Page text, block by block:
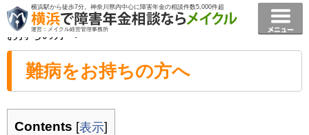
横浜駅から徒歩7分。神奈川県内中心に障害年金の相談件数5,000件超
運営：メイクル経営管理事務所
横浜で障害年金相談ならメイクル障害年金横浜
難病を
お持ちの方へ
難病をお持ちの方へ
Contents [表示]